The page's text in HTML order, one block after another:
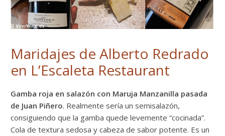
Maridajes de Alberto Redrado
en L’Escaleta Restaurant
Gamba roja en salazón con Maruja Manzanilla pasada
de Juan Piñero. Realmente sería un semisalazón,
consiguiendo que la gamba quede levemente “cocinada”.
Cola de textura sedosa y cabeza de sabor potente. Es un